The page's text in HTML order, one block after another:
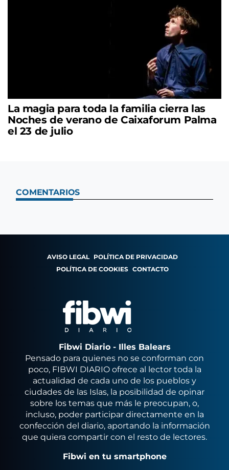
La magia para toda la familia cierra las
Noches de verano de Caixaforum Palma
el 23 de julio
COMENTARIOS
AVISO LEGAL POLÍTICA DE PRIVACIDAD
POLÍTICA DE COOKIES CONTACTO
Fibwi Diario - Illes Balears
Pensado para quienes no se conforman con
poco, FIBWI DIARIO ofrece al lector toda la
actualidad de cada uno de los pueblos y
ciudades de las Islas, la posibilidad de opinar
sobre los temas que más le preocupan, o,
incluso, poder participar directamente en la
confección del diario, aportando la información
que quiera compartir con el resto de lectores.
Fibwi en tu smartphone